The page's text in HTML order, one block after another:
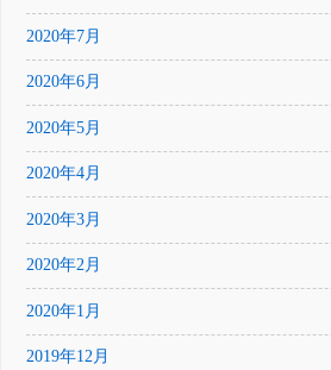
2020年7月
2020年6月
2020年5月
2020年4月
2020年3月
2020年2月
2020年1月
2019年12月